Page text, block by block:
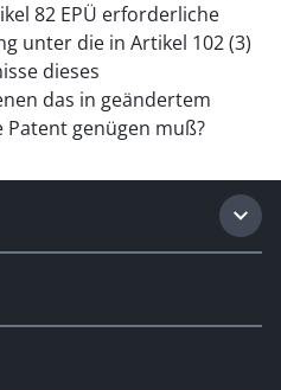
82 EPÜ erforderliche
unter die in Artikel 102 (3)
dieses
das in geändertem
genügen muß?